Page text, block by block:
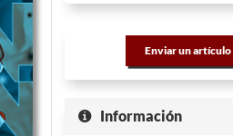
Enviar un artículo
Información